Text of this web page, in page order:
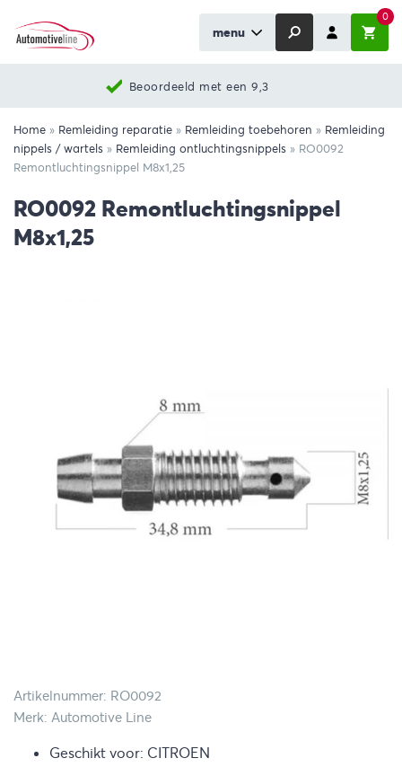
menu
0
Beoordeeld met een 9,3
Home » Remleiding reparatie » Remleiding toebehoren » Remleiding
nippels / wartels » Remleiding ontluchtingsnippels » RO0092
Remontluchtingsnippel M8x1,25
RO0092 Remontluchtingsnippel
M8x1,25
Artikelnummer: RO0092
Merk: Automotive Line
Geschikt voor: CITROEN